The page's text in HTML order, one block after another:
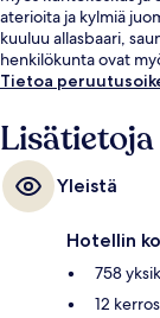
aterioita ja kylmiä
kuuluu allasbaari,
henkilökunta ovat
Tietoa
Yleistä
Hotellin
758
12